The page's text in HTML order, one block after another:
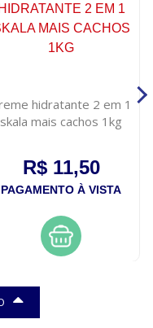
hidratante 2 em 1
skala mais cachos 1kg
R$ 11,50
PAGAMENTO À VISTA